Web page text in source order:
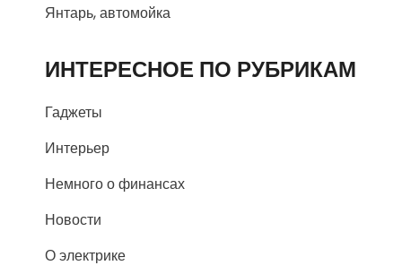
Янтарь, автомойка
ИНТЕРЕСНОЕ ПО РУБРИКАМ
Гаджеты
Интерьер
Немного о финансах
Новости
О электрике